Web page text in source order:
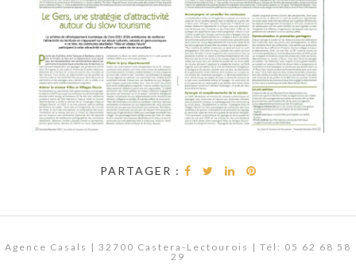
PARTAGER :
Agence Casals | 32700 Castera-Lectourois | Tél: 05 62 68 58
29